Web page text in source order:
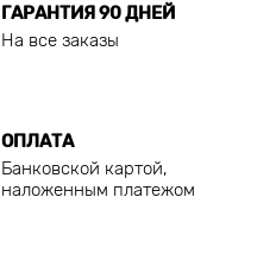
ГАРАНТИЯ 90 ДНЕЙ
На все заказы
ОПЛАТА
Банковской картой,
наложенным платежом